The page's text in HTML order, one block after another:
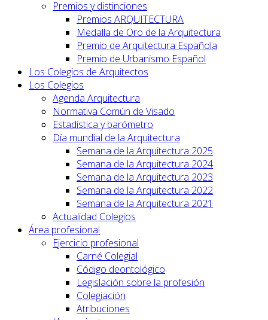
Premios y distinciones
Premios ARQUITECTURA
Medalla de Oro de la Arquitectura
Premio de Arquitectura Española
Premio de Urbanismo Español
Los Colegios de Arquitectos
Los Colegios
Agenda Arquitectura
Normativa Común de Visado
Estadística y barómetro
Día mundial de la Arquitectura
Semana de la Arquitectura 2025
Semana de la Arquitectura 2024
Semana de la Arquitectura 2023
Semana de la Arquitectura 2022
Semana de la Arquitectura 2021
Actualidad Colegios
Área profesional
Ejercicio profesional
Carné Colegial
Código deontológico
Legislación sobre la profesión
Colegiación
Atribuciones